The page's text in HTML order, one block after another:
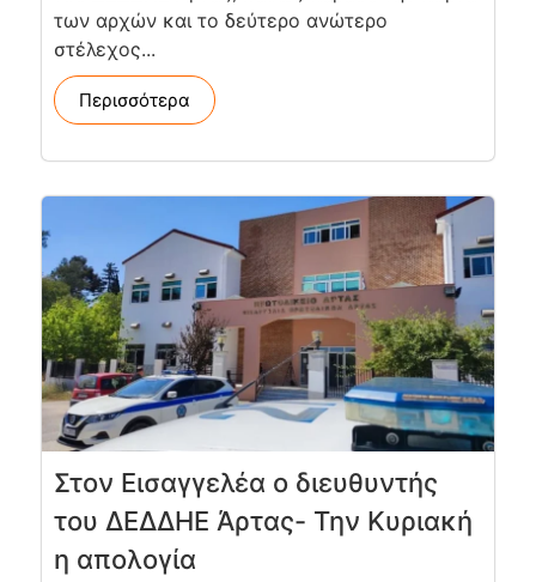
των αρχών και το δεύτερο ανώτερο
στέλεχος...
Περισσότερα
Στον Εισαγγελέα ο διευθυντής
του ΔΕΔΔΗΕ Άρτας- Την Κυριακή
η απολογία